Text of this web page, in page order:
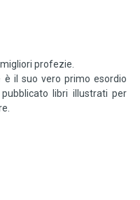
profezie.
il suo vero primo esordio
libri illustrati per